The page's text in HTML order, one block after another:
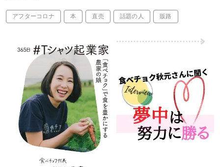
アフターコロナ 本 直売 話題の人 販路